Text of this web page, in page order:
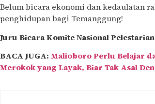
Belum bicara ekonomi dan kedaulatan
penghidupan bagi Temanggung!
Juru Bicara Komite Nasional
BACA JUGA: Malioboro Perlu Belajar
Merokok yang Layak, Biar Tak Asal